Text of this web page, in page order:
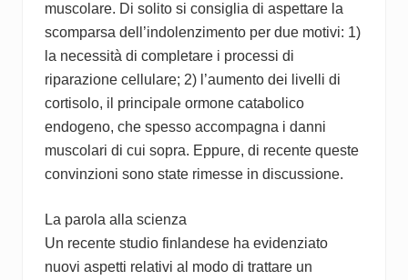
muscolare. Di solito si consiglia di aspettare la
scomparsa dell’indolenzimento per due motivi: 1)
la necessità di completare i processi di
riparazione cellulare; 2) l’aumento dei livelli di
cortisolo, il principale ormone catabolico
endogeno, che spesso accompagna i danni
muscolari di cui sopra. Eppure, di recente queste
convinzioni sono state rimesse in discussione.
La parola alla scienza
Un recente studio finlandese ha evidenziato
nuovi aspetti relativi al modo di trattare un